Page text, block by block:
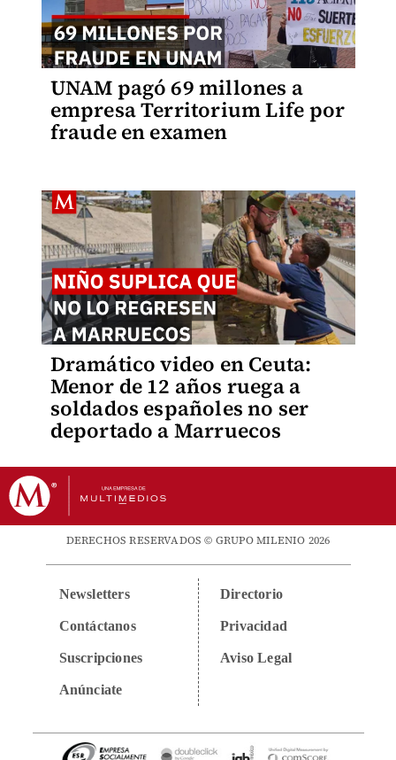
UNAM pagó 69 millones a
empresa Territorium Life por
fraude en examen
Dramático video en Ceuta:
Menor de 12 años ruega a
soldados españoles no ser
deportado a Marruecos
DERECHOS RESERVADOS © GRUPO MILENIO 2026
Newsletters
Contáctanos
Suscripciones
Anúnciate
Directorio
Privacidad
Aviso Legal